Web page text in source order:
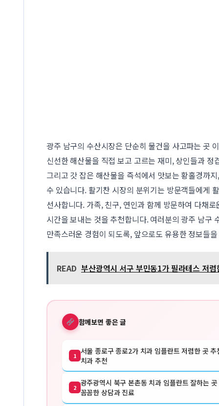
광주 남구의 수산시장은 단순히 물건을 사고파는 곳
신선한 해산물을 직접 보고 고르는 재미, 상인들과 정
그리고 갓 잡은 해산물을 즉석에서 맛보는 황홀경까
수 있습니다. 활기찬 시장의 분위기는 방문객들에게
선사합니다. 가족, 친구, 연인과 함께 방문하여 다채
시간을 보내는 것을 추천합니다. 여러분의 광주 남구
만족스러운 경험이 되도록, 앞으로도 유용한 정보들
READ 부산광역시 서구 부민동1가 필라테스 저
함께보면 좋은 글
1 서울 종로구 종로2가 치과 임플란트 저렴한 곳
치과 추천
2 광주광역시 북구 본촌동 치과 임플란트 잘하는
꼼꼼한 상담과 진료